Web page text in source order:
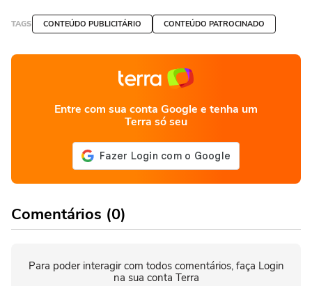
TAGS CONTEÚDO PUBLICITÁRIO CONTEÚDO PATROCINADO
Entre com sua conta Google e tenha um
Terra só seu
Comentários (0)
Para poder interagir com todos comentários, faça Login
na sua conta Terra